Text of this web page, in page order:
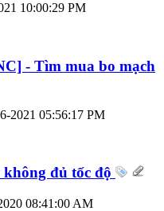
10:00:29 PM
- Tìm mua bo mạch
2021 05:56:17 PM
không đủ tốc độ
08:41:00 AM